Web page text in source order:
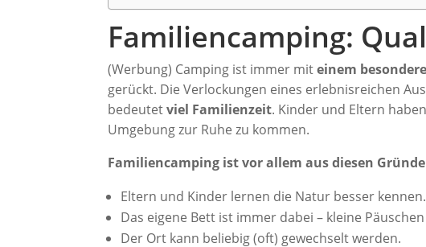
Familiencamping:
(Werbung) Camping ist immer miteinem
gerückt. Die Verlockungen eines erlebnisreichen
bedeutetviel Familienzeit. Kinder und Eltern
Umgebung zur Ruhe zu kommen.
Familiencamping ist vor allem aus diesen
Eltern und Kinder lernen die Natur besser kennen.
Das eigene Bett ist immer dabei – kleine
Der Ort kann beliebig (oft) gewechselt werden.